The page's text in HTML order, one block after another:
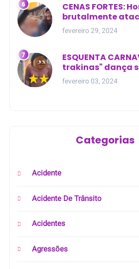
CENAS FORTES:
brutalmente
golpes de facão
fevereiro 29, 2024
ESQUENTA
trakinas" dança
meio da rua na
fevereiro 03, 2024
Categorias
Acidente
Acidente De Trânsito
Acidentes
Agressões